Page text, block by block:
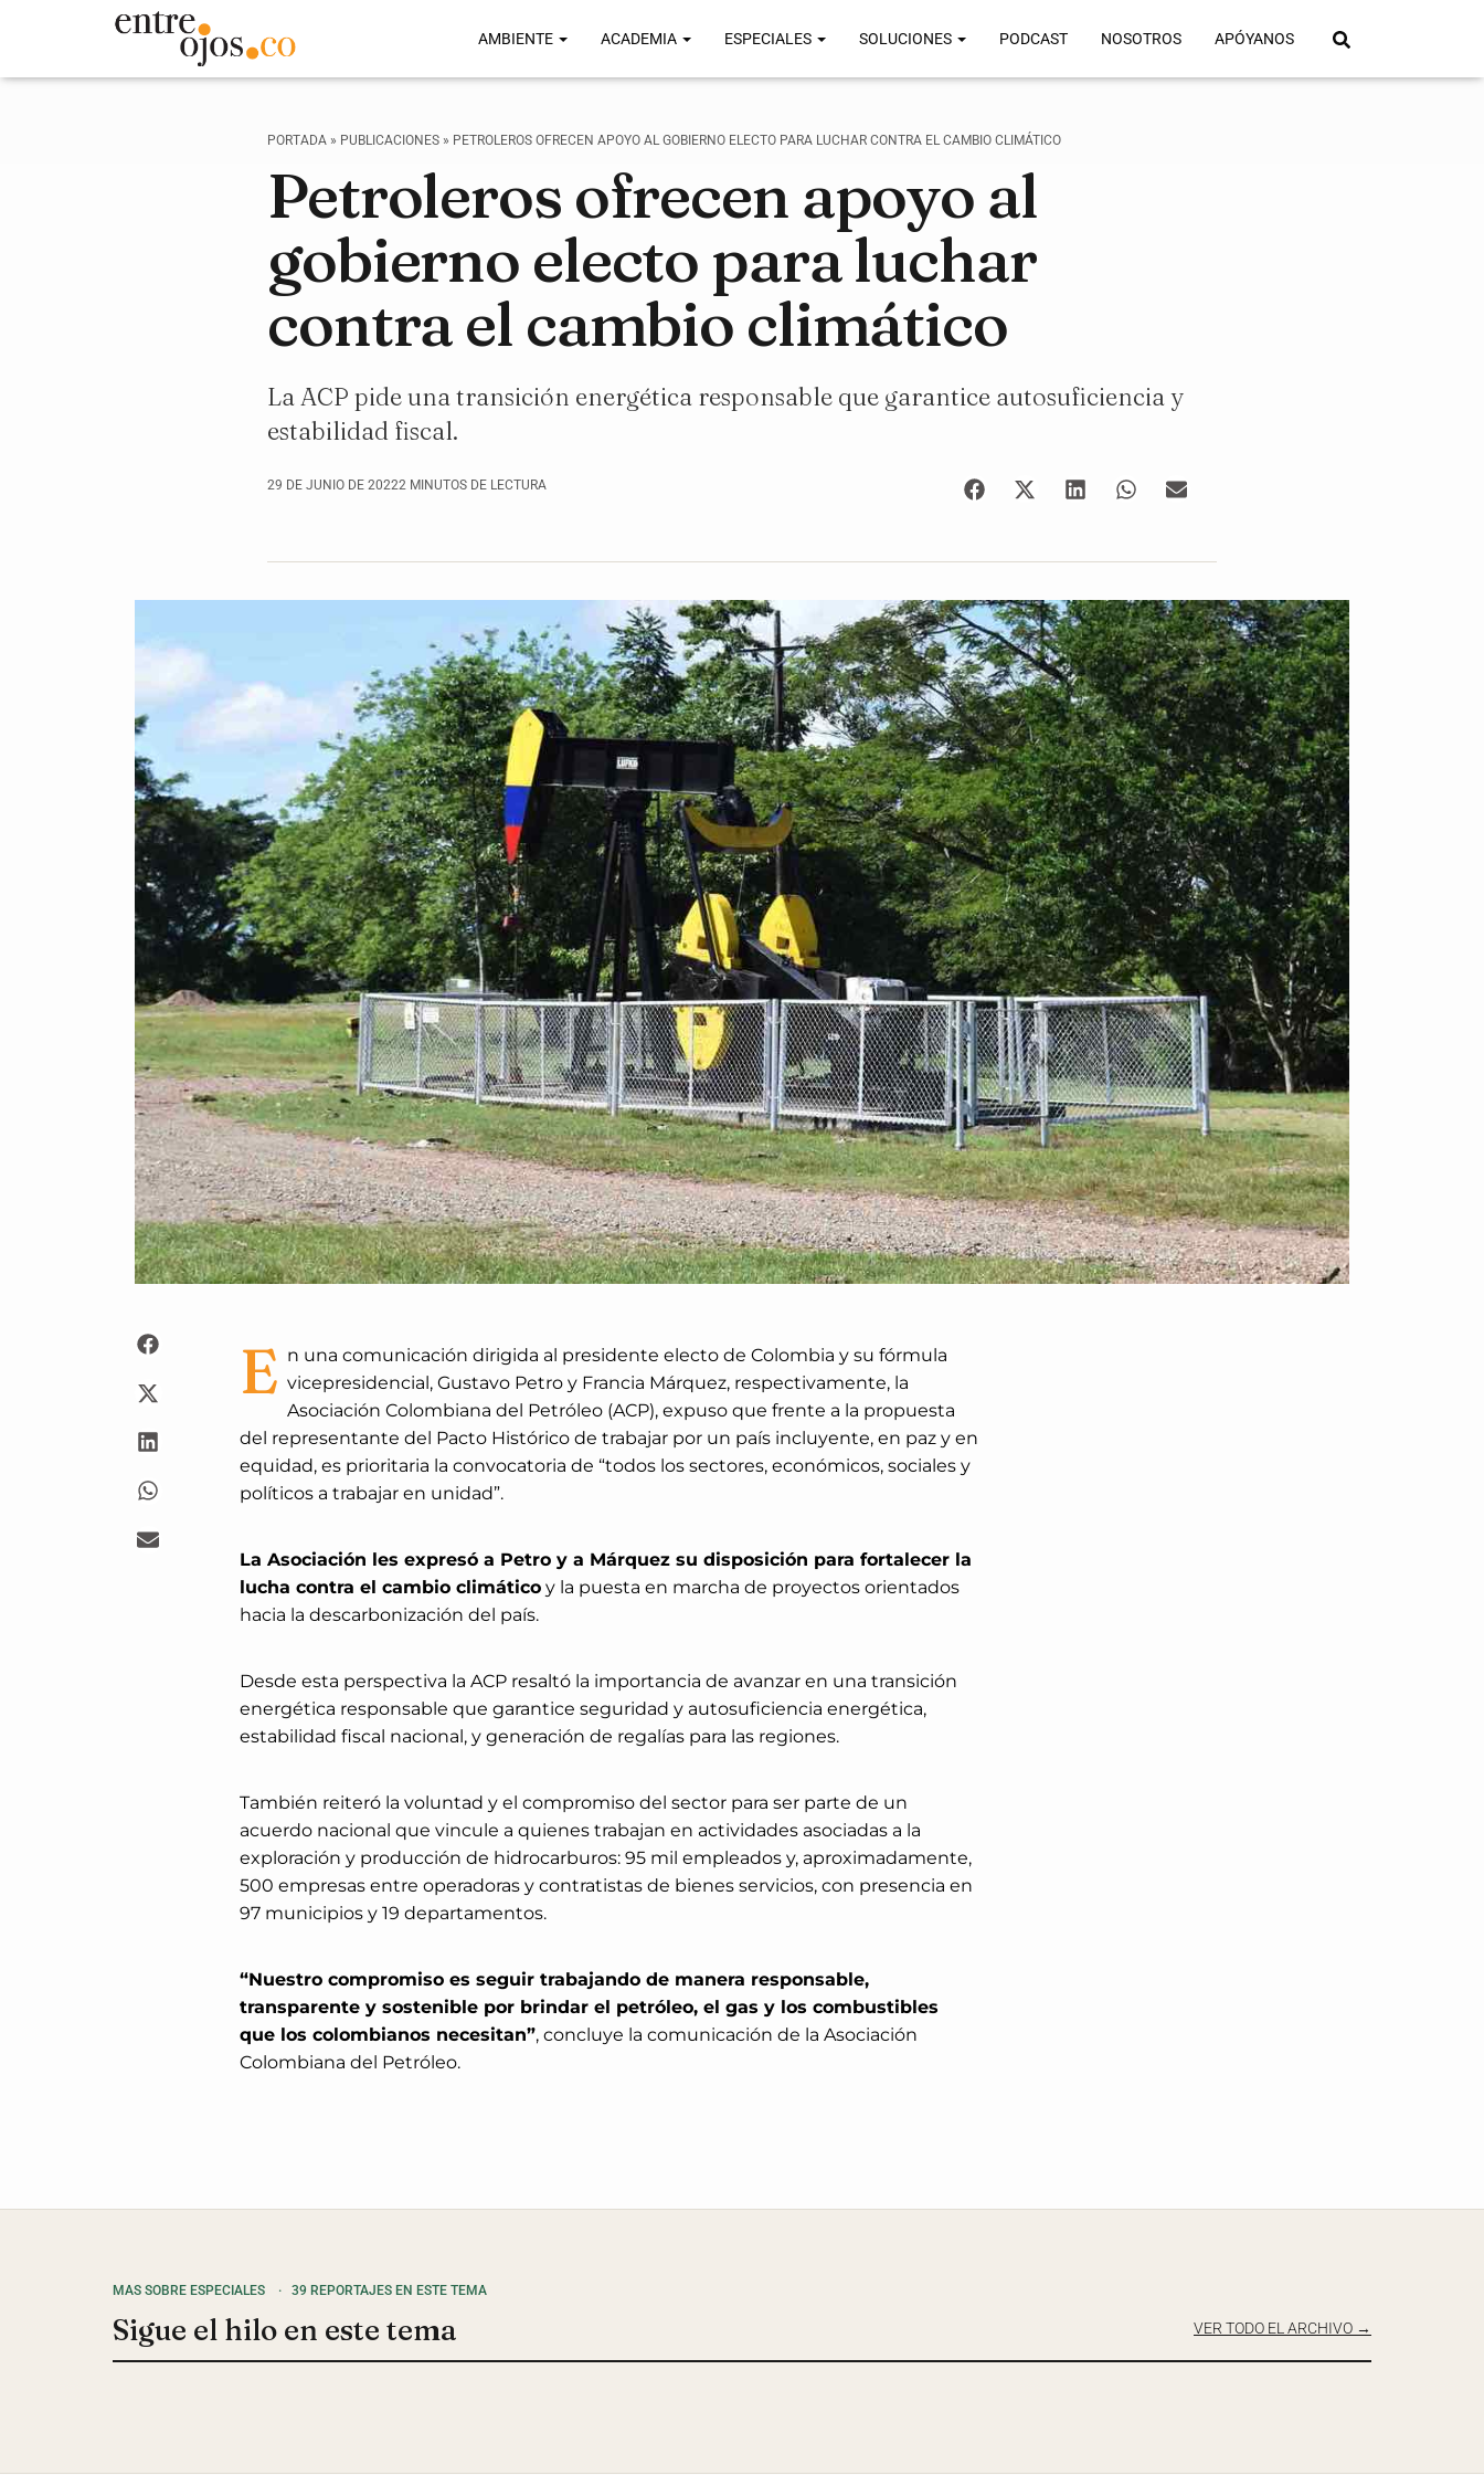
AMBIENTE ACADEMIA ESPECIALES SOLUCIONES PODCAST NOSOTROS APÓYANOS
PORTADA » PUBLICACIONES » PETROLEROS OFRECEN APOYO AL GOBIERNO ELECTO PARA LUCHAR CONTRA EL CAMBIO CLIMÁTICO
Petroleros ofrecen apoyo al
gobierno electo para luchar
contra el cambio climático
La ACP pide una transición energética responsable que garantice autosuficiencia y
estabilidad fiscal.
29 DE JUNIO DE 20222 MINUTOS DE LECTURA
E n una comunicación dirigida al presidente electo de Colombia y su fórmula
vicepresidencial, Gustavo Petro y Francia Márquez, respectivamente, la
Asociación Colombiana del Petróleo (ACP), expuso que frente a la propuesta
del representante del Pacto Histórico de trabajar por un país incluyente, en paz y en
equidad, es prioritaria la convocatoria de “todos los sectores, económicos, sociales y
políticos a trabajar en unidad”.
La Asociación les expresó a Petro y a Márquez su disposición para fortalecer la
lucha contra el cambio climáticoy la puesta en marcha de proyectos orientados
hacia la descarbonización del país.
Desde esta perspectiva la ACP resaltó la importancia de avanzar en una transición
energética responsable que garantice seguridad y autosuficiencia energética,
estabilidad fiscal nacional, y generación de regalías para las regiones.
También reiteró la voluntad y el compromiso del sector para ser parte de un
acuerdo nacional que vincule a quienes trabajan en actividades asociadas a la
exploración y producción de hidrocarburos: 95 mil empleados y, aproximadamente,
500 empresas entre operadoras y contratistas de bienes servicios, con presencia en
97 municipios y 19 departamentos.
“Nuestro compromiso es seguir trabajando de manera responsable,
transparente y sostenible por brindar el petróleo, el gas y los combustibles
que los colombianos necesitan”, concluye la comunicación de la Asociación
Colombiana del Petróleo.
MAS SOBRE ESPECIALES · 39 REPORTAJES EN ESTE TEMA
Sigue el hilo en este tema VER TODO EL ARCHIVO →